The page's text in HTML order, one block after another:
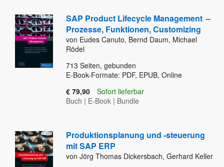
SAP Product Lifecycle Management –
Prozesse, Funktionen, Customizing
von Eudes Canuto, Bernd Daum, Michael
Rödel
713 Seiten, gebunden
E-Book-Formate: PDF, EPUB, Online
€ 79,90
Sofort lieferbar
Buch | E-Book | Bundle
Produktionsplanung und -steuerung
mit SAP ERP
von Jörg Thomas Dickersbach, Gerhard Keller